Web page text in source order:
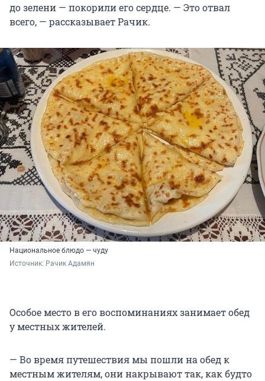
до зелени — покорили его сердце. — Это отвал
всего, — рассказывает Рачик.
Национальное блюдо — чуду
Источник: Рачик Адамян
Особое место в его воспоминаниях занимает обед
у местных жителей.
— Во время путешествия мы пошли на обед к
местным жителям, они накрывают так, как будто